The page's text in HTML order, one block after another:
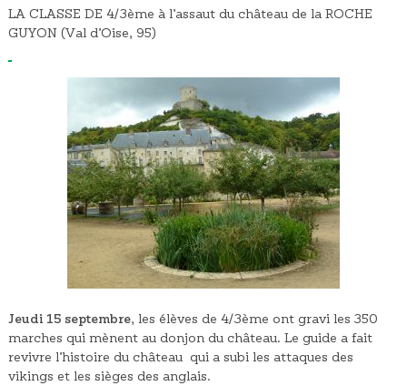
LA CLASSE DE 4/3ème à l’assaut du château de la ROCHE
GUYON (Val d’Oise, 95)
Jeudi 15 septembre, les élèves de 4/3ème ont gravi les 350
marches qui mènent au donjon du château. Le guide a fait
revivre l’histoire du château qui a subi les attaques des
vikings et les sièges des anglais.